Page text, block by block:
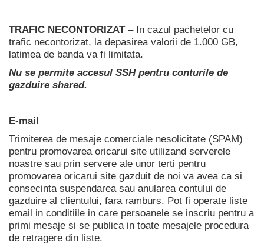
TRAFIC NECONTORIZAT– In cazul pachetelor cu
trafic necontorizat, la depasirea valorii de 1.000 GB,
latimea de banda va fi limitata.
Nu se permite accesul SSH pentru conturile de
gazduire shared.
E-mail
Trimiterea de mesaje comerciale nesolicitate (SPAM)
pentru promovarea oricarui site utilizand serverele
noastre sau prin servere ale unor terti pentru
promovarea oricarui site gazduit de noi va avea ca si
consecinta suspendarea sau anularea contului de
gazduire al clientului, fara ramburs. Pot fi operate liste
email in conditiile in care persoanele se inscriu pentru a
primi mesaje si se publica in toate mesajele procedura
de retragere din liste.